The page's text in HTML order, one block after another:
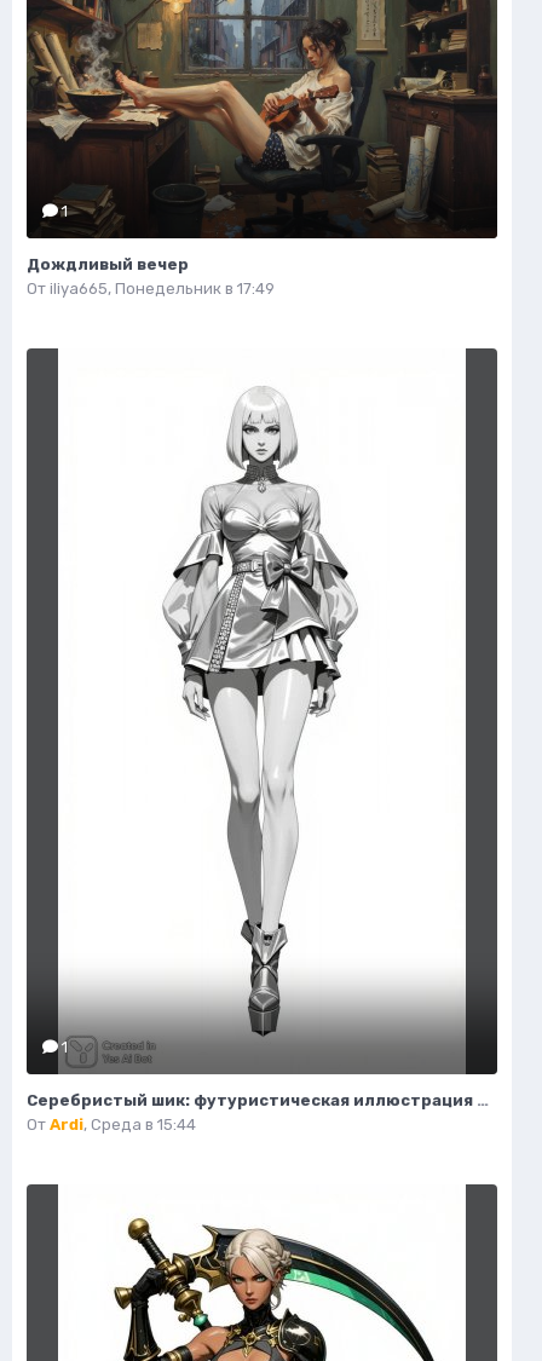
1
Дождливый вечер
От iliya665, Понедельник в 17:49
1
Серебристый шик: футуристическая иллюстрация высокой моды. Изображение из нейросети Flux.1
От Ardi, Среда в 15:44